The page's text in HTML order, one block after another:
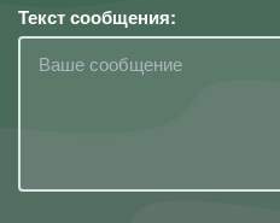
Текст сообщения: